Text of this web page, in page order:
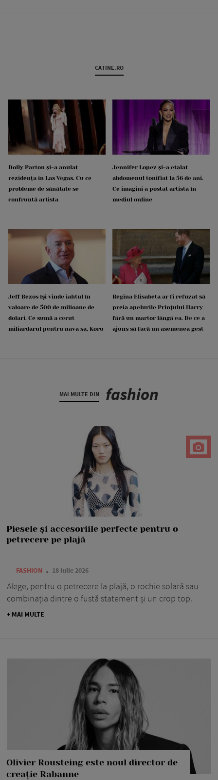
CATINE.RO
Dolly Parton și-a anulat
rezidența în Las Vegas. Cu ce
probleme de sănătate se
confruntă artista
Jennifer Lopez și-a etalat
abdomenul tonifiat la 56 de ani.
Ce imagini a postat artista în
mediul online
Jeff Bezos își vinde iahtul în
valoare de 500 de milioane de
dolari. Ce sumă a cerut
miliardarul pentru nava sa, Koru
Regina Elisabeta ar fi refuzat să
preia apelurile Prințului Harry
fără un martor lângă ea. De ce a
ajuns să facă un asemenea gest
MAI MULTE DIN fashion
Piesele și accesoriile perfecte pentru o
petrecere pe plajă
— FASHION 18 iulie 2026
Alege, pentru o petrecere la plajă, o rochie solară sau
combinația dintre o fustă statement și un crop top.
+ MAI MULTE
Olivier Rousteing este noul director de
creație Rabanne